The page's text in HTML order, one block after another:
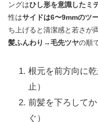
ングはひし形を意識したミ
性はサイドは6〜9mmのツ
ち上げると清潔感と若さが
髪ふんわり→毛先ツヤの順
根元を前方向に
止）
前髪を下ろして
ぐ）